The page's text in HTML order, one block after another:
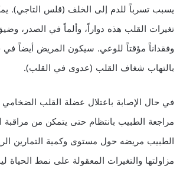
يسبب تسرباً للدم إلى الخلف (قلس التاجي).
تغيرات القلب هذه دواراً، وألماً في الصدر،
وفقداناً مؤقتاً للوعي. سيكون المريض أيضاً في
بالتهاب شغاف القلب (عدوى في القلب).
في حال الإصابة باعتلال عضلة القلب
مراجعة الطبيب بانتظام حتى يتمكن من
الطبيب مريضه حول مستوى وكمية التمارين
مزاولتها والتغيرات المعقولة على نمط الحياة